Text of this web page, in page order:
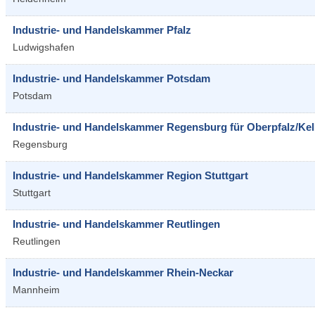
Industrie- und Handelskammer Pfalz
Ludwigshafen
Industrie- und Handelskammer Potsdam
Potsdam
Industrie- und Handelskammer Regensburg für Oberpfalz/
Regensburg
Industrie- und Handelskammer Region Stuttgart
Stuttgart
Industrie- und Handelskammer Reutlingen
Reutlingen
Industrie- und Handelskammer Rhein-Neckar
Mannheim